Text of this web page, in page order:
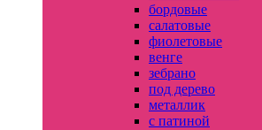
бордовые
салатовые
фиолетовые
венге
зебрано
под дерево
металлик
с патиной